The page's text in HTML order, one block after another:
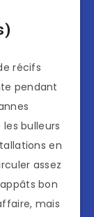
récifs
pendant
bulleurs
en
assez
bon
mais